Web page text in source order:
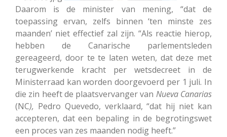
Daarom is de minister van mening, “dat de
toepassing ervan, zelfs binnen ‘ten minste zes
maanden’ niet effectief zal zijn. “Als reactie hierop,
hebben de Canarische parlementsleden
gereageerd, door te te laten weten, dat deze met
terugwerkende kracht per wetsdecreet in de
Ministerraad kan worden doorgevoerd per 1 juli. In
die zin heeft de plaatsvervanger van Nueva Canarias
(NC), Pedro Quevedo, verklaard, “dat hij niet kan
accepteren, dat een bepaling in de begrotingswet
een proces van zes maanden nodig heeft.”